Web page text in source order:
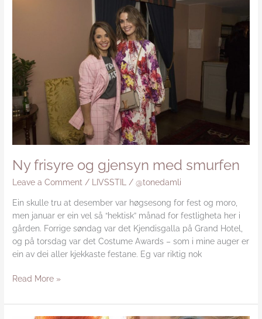
Ny frisyre og gjensyn med smurfen
Leave a Comment / LIVSSTIL /@tonedamli
Ein skulle tru at desember var høgsesong for fest og moro,
men januar er ein vel så “hektisk” månad for festligheta her i
gården. Forrige søndag var det Kjendisgalla på Grand Hotel,
og på torsdag var det Costume Awards – som i mine auger er
ein av dei aller kjekkaste festane. Eg var riktig nok
smurfen
Read More »